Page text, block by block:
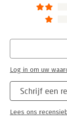
Schrijf een
Lees ons
Log in om uw